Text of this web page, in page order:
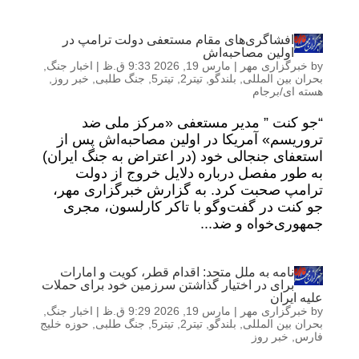
افشاگری‌های مقام مستعفی دولت ترامپ در
اولین مصاحبه‌اش
by خبرگزاری مهر | مارس 19, 2026 9:33 ق.ظ | اخبار جنگ
بحران بین المللی
بلندگو تیتر2 تیتر5 جنگ طلبی خبر روز
هسته ای/برجام
“جو کنت ” مدیر مستعفی «مرکز ملی ضد
تروریسم» آمریکا در اولین مصاحبه‌اش پس از
استعفای جنجالی خود (در اعتراض به جنگ ایران)
به‌ طور مفصل درباره دلایل خروج از دولت
ترامپ صحبت کرد. به گزارش خبرگزاری مهر،
جو کنت در گفت‌وگو با تاکر کارلسون، مجری
جمهوری‌خواه و ضد...
نامه به ملل متحد: اقدام قطر، کویت و امارات
برای در اختیار گذاشتن سرزمین خود برای حملات
علیه ایران
by خبرگزاری مهر | مارس 19, 2026 9:29 ق.ظ | اخبار جنگ
بحران بین المللی
بلندگو تیتر2 تیتر5 جنگ طلبی
حوزه خلیج
فارس
خبر روز